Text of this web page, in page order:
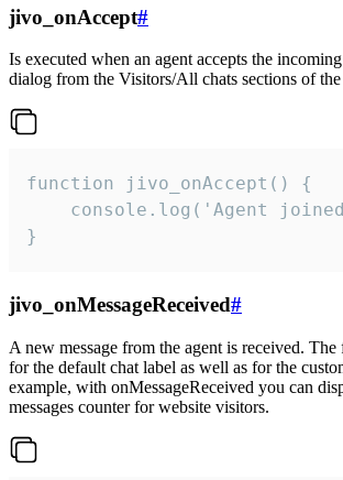
jivo_onAccept#
Is executed when an agent accepts the
dialog from the Visitors/All chats sections of
function jivo_onAccept() {
}
jivo_onMessageReceived#
A new message from the agent is received. The
for the default chat label as well as for the
example, with onMessageReceived you can
messages counter for website visitors.